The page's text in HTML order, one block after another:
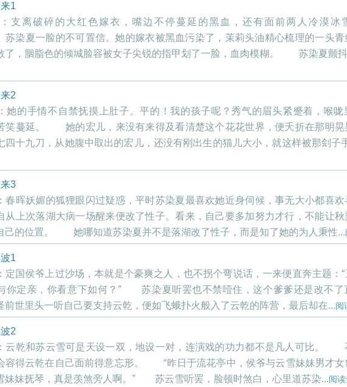
1
支离破碎的大红色嫁衣，嘴边不停蔓延的黑血，还有面前两人冷漠冰
一脸的不可置信。她的嫁衣被黑血污染了，茉莉头油精心梳理的一头青
了，胭脂色的倾城脸容被女子尖锐的指甲划了一脸，血肉模糊。 苏染夏颤
2
她的手情不自禁抚摸上肚子。平的！我的孩子呢？秀气的眉头紧蹙着，喉咙
笑蔓延。 她的宏儿，来没有来得及看清楚这个花花世界，便夭折在那明晃
四十九刀，从她腹中取出的宏儿，还没有刚出生的猫儿大小，就这样被那刽子
3
春晖妖媚的狐狸眼闪过疑惑，平时苏染夏最喜欢她近身伺候，事无大小都喜欢
从上次落湖大病一场醒来便改了性子。看来，自己要多加努力才行，不能让秋
己的位置。 她哪知道苏染夏并不是落湖改了性子，而是知了她的为人秉性...
1
定国侯爷上过沙场，本就是个豪爽之人，也不拐个弯说话，一来便直奔主题：“
你定亲，你看意下如何？” 苏染夏听罢也不禁噎住，这个爹爹还是改不了
前世里头一听自己要支持云乾，便如飞蛾扑火般入了云乾的阵营，最后却在...阅
2
云乾和苏云雪可是天设一双，地设一对，连演戏的功力都不是凡人可比。
容得云乾在自己面前得意忘形。 “昨日于流花亭中，侯爷与云雪妹妹男才女
妹妹抚琴，真是羡煞旁人啊。” 苏云雪听罢，脸顿时煞白，心里道苏染...阅